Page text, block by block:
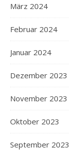
März 2024
Februar 2024
Januar 2024
Dezember 2023
November 2023
Oktober 2023
September 2023